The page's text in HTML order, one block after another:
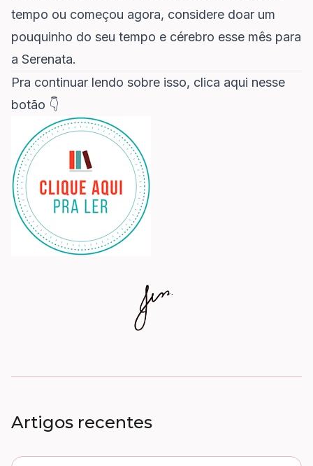
tempo ou começou agora, considere doar um
pouquinho do seu tempo e cérebro esse mês para
a Serenata.
Pra continuar lendo sobre isso, clica aqui nesse
botão 👇
Artigos recentes